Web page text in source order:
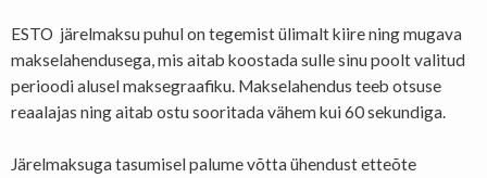
ESTO järelmaksu puhul on tegemist ülimalt kiire ning mugava
makselahendusega, mis aitab koostada sulle sinu poolt valitud
perioodi alusel maksegraafiku. Makselahendus teeb otsuse
reaalajas ning aitab ostu sooritada vähem kui 60 sekundiga.
Järelmaksuga tasumisel palume võtta ühendust etteõte